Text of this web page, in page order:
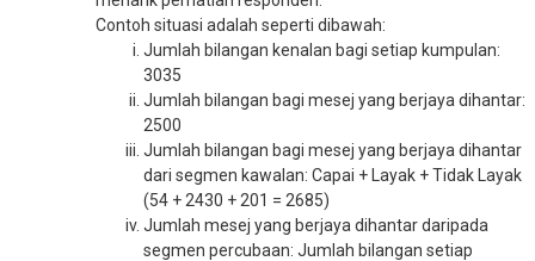
Contoh situasi adalah seperti dibawah:
Jumlah bilangan kenalan bagi setiap kumpulan:
3035
Jumlah bilangan bagi mesej yang berjaya dihantar:
2500
Jumlah bilangan bagi mesej yang berjaya dihantar
dari segmen kawalan: Capai + Layak + Tidak Layak
(54 + 2430 + 201 = 2685)
Jumlah mesej yang berjaya dihantar daripada
segmen percubaan: Jumlah bilangan setiap